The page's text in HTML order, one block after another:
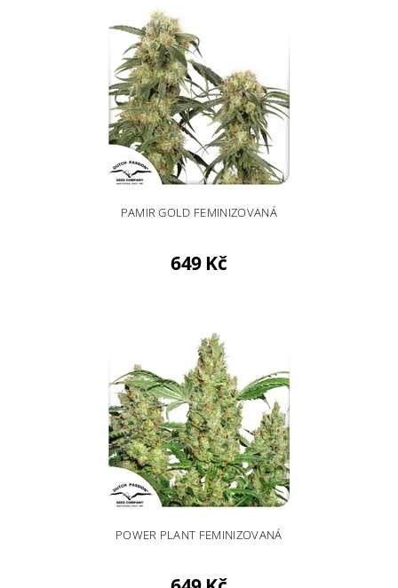
PAMIR GOLD FEMINIZOVANÁ
649 Kč
POWER PLANT FEMINIZOVANÁ